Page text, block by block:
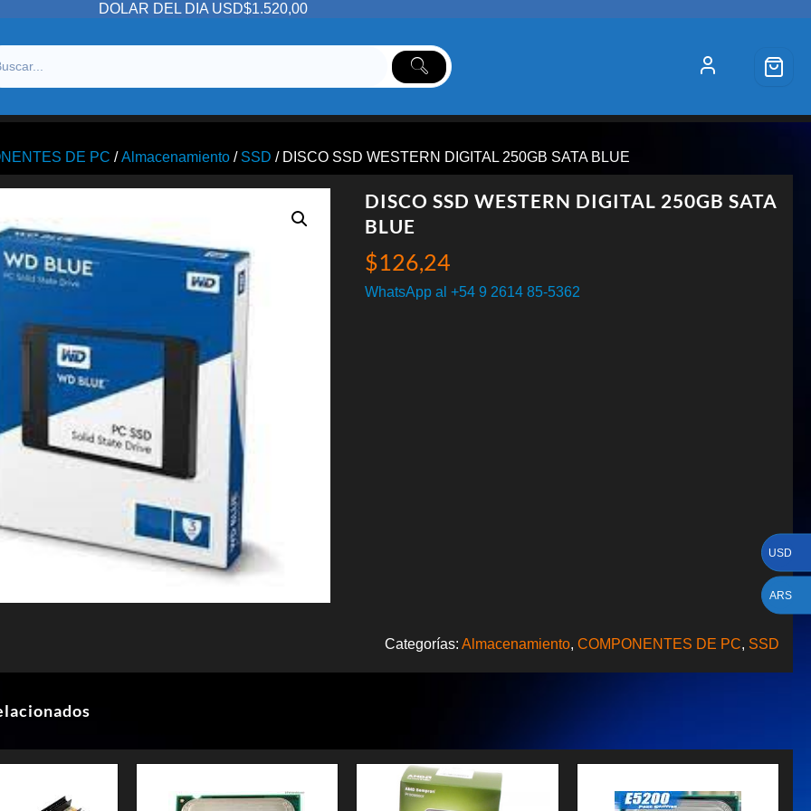
DOLAR DEL DIA USD$1.520,00
DE PC /Almacenamiento / SSD / DISCO SSD WESTERN DIGITAL 250GB SATA BLUE
DISCO SSD WESTERN DIGITAL 250GB SATA
BLUE
$126,24
WhatsApp al +54 9 2614 85-5362
Categorías: Almacenamiento, COMPONENTES DE PC, SSD
USD
ARS